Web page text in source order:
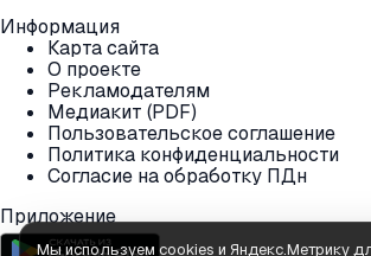
Информация
Карта сайта
О проекте
Рекламодателям
Медиакит (PDF)
Пользовательское соглашение
Политика конфиденциальности
Согласие на обработку ПДн
Приложение
Мы используем cookies и Яндекс.Метрику